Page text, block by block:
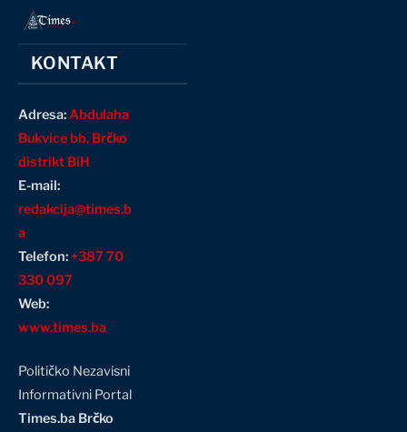
KONTAKT
Adresa: Abdulaha
Bukvice bb, Brčko
distrikt BiH
E-mail:
redakcija@times.b
a
Telefon:+387 70
330 097
Web:
www.times.ba
Političko Nezavisni
Informativni Portal
Times.ba Brčko